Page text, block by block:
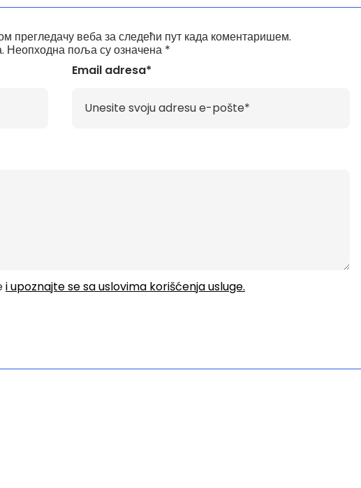
Неопходна поља су означена *
i upoznajte se sa uslovima korišćenja usluge.
Email adresa*
прегледачу веба за следећи пут када коментаришем.